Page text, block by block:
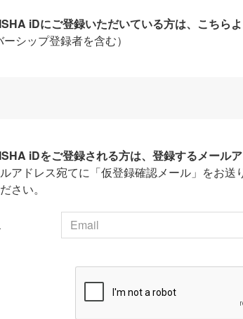
iDにご登録いただいている方は、こちら
ーシップ登録者を含む）
iDをご登録される方は、登録するメール
アドレス宛てに「仮登録確認メール」をお送
さい。